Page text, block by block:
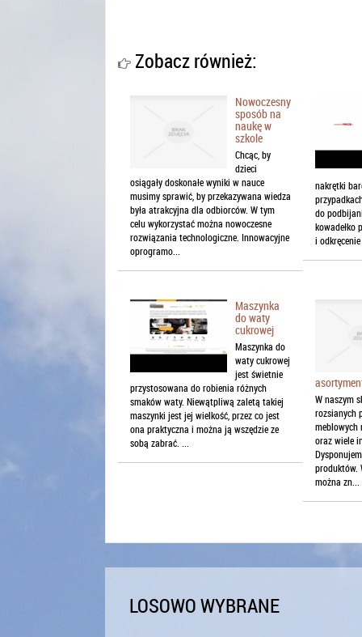
Zobacz również:
Nowoczesny
sposób na
naukę w
szkole
Chcąc, by
dzieci
osiągały doskonałe wyniki w nauce
musimy sprawić, by przekazywana wiedza
była atrakcyjna dla odbiorców. W tym
celu wykorzystać można nowoczesne
rozwiązania technologiczne. Innowacyjne
oprogramo...
nakrętki
do
kowadełko
i
Maszynka
do waty
cukrowej
Maszynka do
waty cukrowej
jest świetnie
przystosowana do robienia różnych
smaków waty. Niewątpliwą zaletą takiej
maszynki jest jej wielkość, przez co jest
ona praktyczna i można ją wszędzie ze
sobą zabrać. ...
W naszym
rozsianych
meblowych
oraz wiele
produktów.
można zn...
LOSOWO WYBRANE